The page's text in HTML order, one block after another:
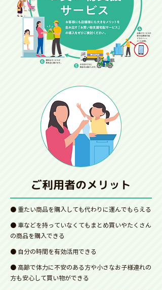
ご利用者のメリット
● 重たい商品を購入しても代わりに運んでもらえる
● 車などを持っていなくてもまとめ買いやたくさん
の商品を購入できる
● 自分の時間を有効活用できる
● 高齢で体力に不安のある方や小さなお子様連れの
方も安心して買い物ができる